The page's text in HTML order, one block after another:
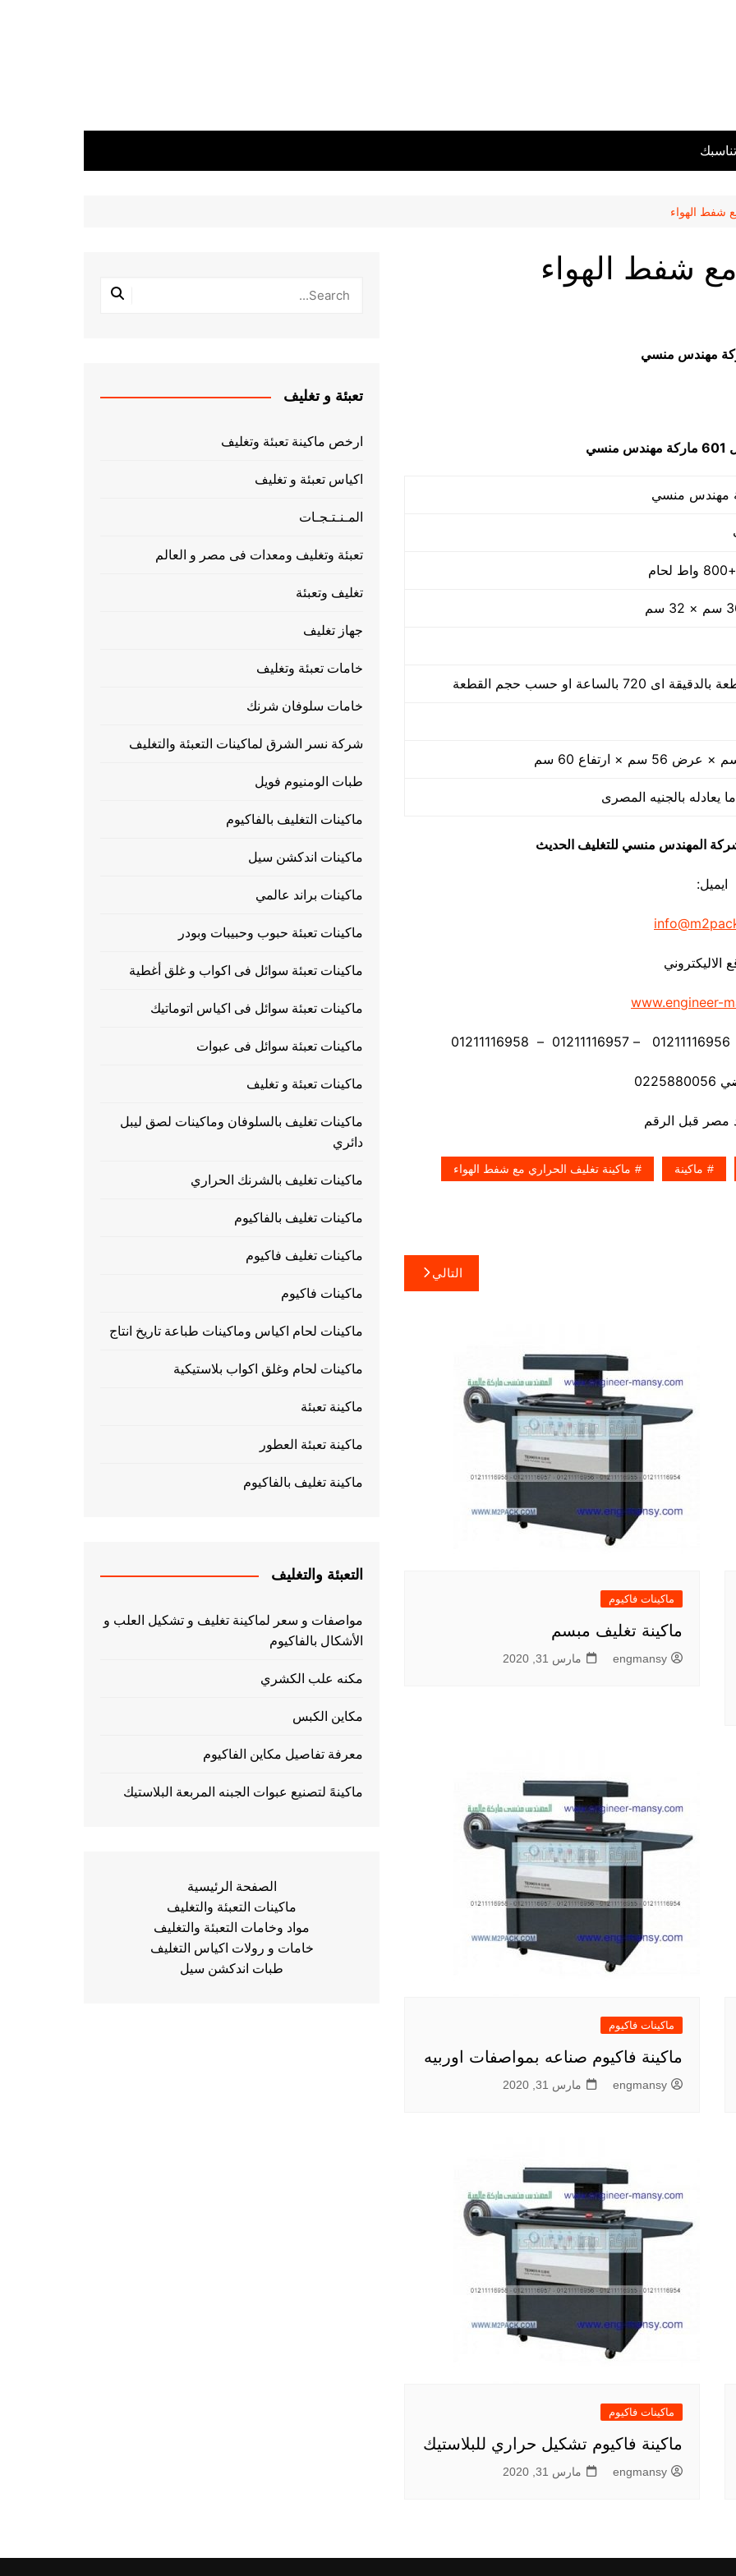
شفط الهواء
مع شفط الهواء
يعادله بالجنيه المصرى
شركة المهندس منسي للتغليف الحديث
ايميل:
الاليكتروني
www.engineer-
ماكينة ماكينة تغليف الحراري مع شفط الهواء
التالي
ماكينات فاكيوم
ماكينة تغليف مبسم
engmansy مارس 31, 2020
ماكينات فاكيوم
ماكينة فاكيوم صناعه بمواصفات اوربيه
engmansy مارس 31, 2020
ماكينات فاكيوم
ماكينة فاكيوم تشكيل حراري للبلاستيك
engmansy مارس 31, 2020
تعبئة و تغليف
ارخص ماكينة تعبئة وتغليف
اكياس تعبئة و تغليف
المـنـتـجـات
تعبئة وتغليف ومعدات فى مصر و العالم
تغليف وتعبئة
جهاز تغليف
خامات تعبئة وتغليف
خامات سلوفان شرنك
شركة نسر الشرق لماكينات التعبئة والتغليف
طبات الومنيوم فويل
ماكينات التغليف بالفاكيوم
ماكينات اندكشن سيل
ماكينات براند عالمي
ماكينات تعبئة حبوب وحبيبات وبودر
ماكينات تعبئة سوائل فى اكواب و غلق أغطية
ماكينات تعبئة سوائل فى اكياس اتوماتيك
ماكينات تعبئة سوائل فى عبوات
ماكينات تعبئة و تغليف
ماكينات تغليف بالسلوفان وماكينات لصق ليبل
دائري
ماكينات تغليف بالشرنك الحراري
ماكينات تغليف بالفاكيوم
ماكينات تغليف فاكيوم
ماكينات فاكيوم
ماكينات لحام اكياس وماكينات طباعة تاريخ انتاج
ماكينات لحام وغلق اكواب بلاستيكية
ماكينة تعبئة
ماكينة تعبئة العطور
ماكينة تغليف بالفاكيوم
التعبئة والتغليف
مواصفات و سعر لماكينة تغليف و تشكيل العلب و
الأشكال بالفاكيوم
مكنه علب الكشري
مكاين الكبس
معرفة تفاصيل مكاين الفاكيوم
ماكينهً لتصنيع عبوات الجبنه المربعة البلاستيك
الصفحة الرئيسية
ماكينات التعبئة والتغليف
مواد وخامات التعبئة والتغليف
خامات و رولات اكياس التغليف
طبات اندكشن سيل